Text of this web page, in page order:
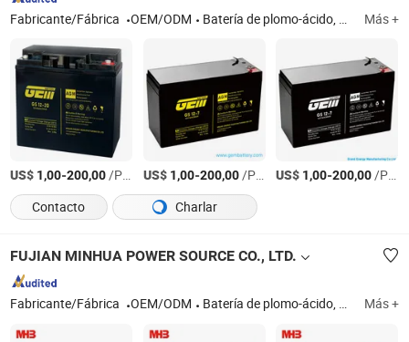
Fabricante/Fábrica OEM/ODM Batería de plomo-ácido, batería de motocicleta, batería AGM, batería de UPS, batería solar, batería de gel, batería VRLA, batería Opzv, batería de almacenamiento, batería SLA Más +
US$ 1,00-200,00/Pieza US$ 1,00-200,00/Pieza US$ 1,00-200,00/Pieza
Contacto
Charlar
FUJIAN MINHUA POWER SOURCE CO., LTD.
Fabricante/Fábrica OEM/ODM Batería de plomo-ácido, batería de SAI, batería de almacenamiento, batería VRLA, 2V batería, batería de gel, batería de ciclo profundo, batería de terminal frontal, batería de litio, placas de batería Más +